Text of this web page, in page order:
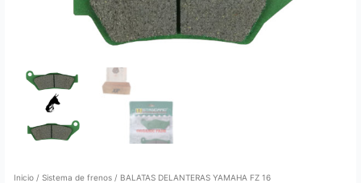
Inicio/ Sistema de frenos/ BALATAS DELANTERAS YAMAHA FZ 16